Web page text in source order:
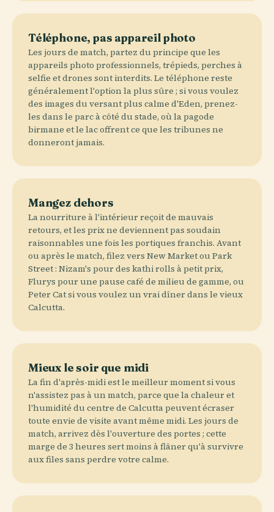
Téléphone, pas appareil photo
Les jours de match, partez du principe que les
appareils photo professionnels, trépieds, perches à
selfie et drones sont interdits. Le téléphone reste
généralement l'option la plus sûre ; si vous voulez
des images du versant plus calme d'Eden, prenez-
les dans le parc à côté du stade, où la pagode
birmane et le lac offrent ce que les tribunes ne
donneront jamais.
Mangez dehors
La nourriture à l'intérieur reçoit de mauvais
retours, et les prix ne deviennent pas soudain
raisonnables une fois les portiques franchis. Avant
ou après le match, filez vers New Market ou Park
Street : Nizam's pour des kathi rolls à petit prix,
Flurys pour une pause café de milieu de gamme, ou
Peter Cat si vous voulez un vrai dîner dans le vieux
Calcutta.
Mieux le soir que midi
La fin d'après-midi est le meilleur moment si vous
n'assistez pas à un match, parce que la chaleur et
l'humidité du centre de Calcutta peuvent écraser
toute envie de visite avant même midi. Les jours de
match, arrivez dès l'ouverture des portes ; cette
marge de 3 heures sert moins à flâner qu'à survivre
aux files sans perdre votre calme.